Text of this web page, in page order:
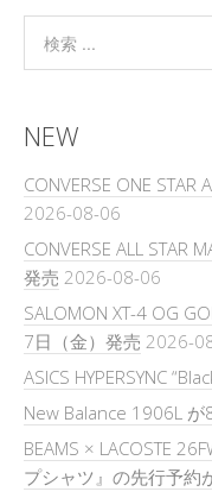
NEW
CONVERSE ONE
2026-08-06
CONVERSE ALL STAR
発売 2026-08-06
SALOMON XT-4 OG
7日（金）発売 2026-
ASICS HYPERSYNC
New Balance 1906L
BEAMS × LACOSTE
プシャツ』の先行予約